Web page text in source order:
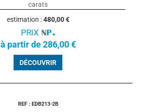
carats
estimation :480,00 €
PRIX
à partir de 286,00 €
DÉCOUVRIR
REF : EDB213-2B